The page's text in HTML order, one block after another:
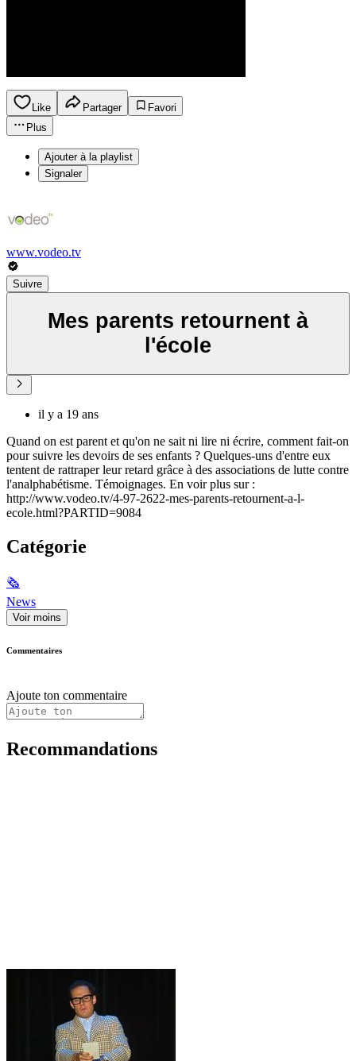
Like Partager
Favori
Plus
Ajouter à la playlist
Signaler
www.vodeo.tv
Suivre
Mes parents retournent à
l'école
il y a 19 ans
Quand on est parent et qu'on ne sait ni lire ni écrire, comment fait-on
pour suivre les devoirs de ses enfants ? Quelques-uns d'entre eux
tentent de rattraper leur retard grâce à des associations de lutte contre
l'analphabétisme. Témoignages. En voir plus sur :
http://www.vodeo.tv/4-97-2622-mes-parents-retournent-a-l-
ecole.html?PARTID=9084
Catégorie
🗞
News
Voir moins
Commentaires
Ajoute ton commentaire
Recommandations